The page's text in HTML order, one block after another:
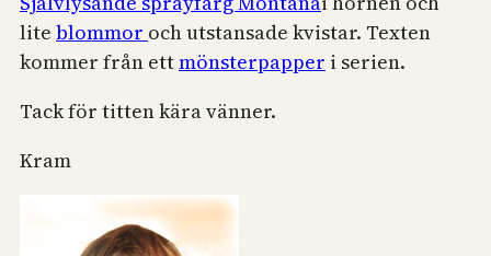
lite blommor och utstansade kvistar. Texten
kommer från ettmönsterpapper i serien.
Tack för titten kära vänner.
Kram